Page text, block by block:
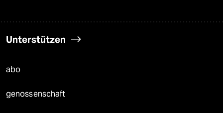
Unterstützen
abo
genossenschaft